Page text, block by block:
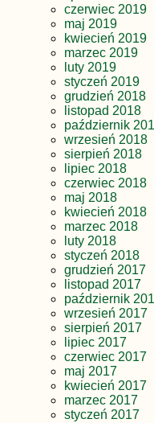
czerwiec 2019
maj 2019
kwiecień 2019
marzec 2019
luty 2019
styczeń 2019
grudzień 2018
listopad 2018
październik
wrzesień 2018
sierpień 2018
lipiec 2018
czerwiec 2018
maj 2018
kwiecień 2018
marzec 2018
luty 2018
styczeń 2018
grudzień 2017
listopad 2017
październik
wrzesień 2017
sierpień 2017
lipiec 2017
czerwiec 2017
maj 2017
kwiecień 2017
marzec 2017
styczeń 2017